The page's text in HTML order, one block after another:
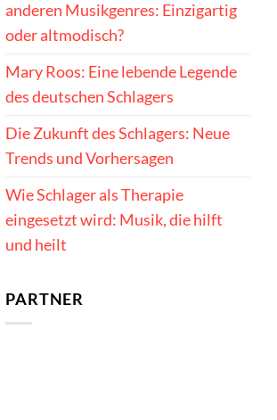
anderen Musikgenres: Einzigartig
oder altmodisch?
Mary Roos: Eine lebende Legende
des deutschen Schlagers
Die Zukunft des Schlagers: Neue
Trends und Vorhersagen
Wie Schlager als Therapie
eingesetzt wird: Musik, die hilft
und heilt
PARTNER